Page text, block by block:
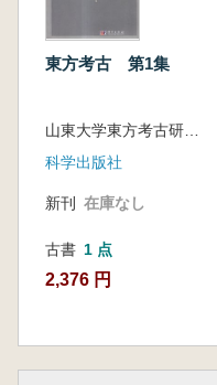
東方考古 第1集
山東大学東方考古研究中心編
科学出版社
新刊 在庫なし
古書 1 点
2,376 円